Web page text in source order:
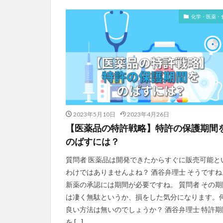
化学・医薬・
2023年5月10日 2023年4月26日
【医薬品の特許戦略】特許の保護期間
のばすには？
質問者 医薬品は開発できたからすぐに販売可能と
わけではありませんよね？ 酒谷弁理士 そうですね
新薬の承認には期間が必要ですね。 質問者 その期
は凄く無駄というか、損をした気分になります。
良い方法は無いのでしょうか？ 酒谷弁理士 特許期